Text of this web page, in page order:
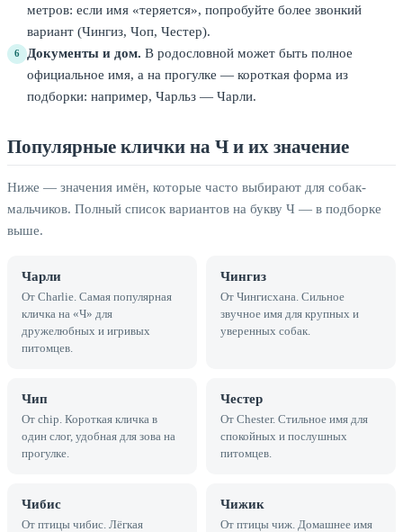
метров: если имя «теряется», попробуйте более звонкий
вариант (Чингиз, Чоп, Честер).
6 Документы и дом. В родословной может быть полное
официальное имя, а на прогулке — короткая форма из
подборки: например, Чарльз — Чарли.
Популярные клички на Ч и их значение
Ниже — значения имён, которые часто выбирают для собак-
мальчиков. Полный список вариантов на букву Ч — в подборке
выше.
Чарли
От Charlie. Самая популярная
кличка на «Ч» для
дружелюбных и игривых
питомцев.
Чингиз
От Чингисхана. Сильное
звучное имя для крупных и
уверенных собак.
Чип
От chip. Короткая кличка в
один слог, удобная для зова на
прогулке.
Честер
От Chester. Стильное имя для
спокойных и послушных
питомцев.
Чибис
От птицы чибис. Лёгкая
Чижик
От птицы чиж. Домашнее имя